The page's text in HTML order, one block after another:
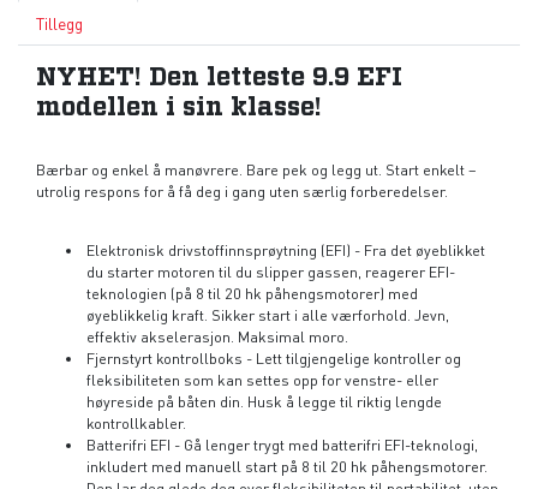
Tillegg
NYHET! Den letteste 9.9 EFI
modellen i sin klasse!
Bærbar og enkel å manøvrere. Bare pek og legg ut. Start enkelt –
utrolig respons for å få deg i gang uten særlig forberedelser.
Elektronisk drivstoffinnsprøytning (EFI) - Fra det øyeblikket
du starter motoren til du slipper gassen, reagerer EFI-
teknologien (på 8 til 20 hk påhengsmotorer) med
øyeblikkelig kraft. Sikker start i alle værforhold. Jevn,
effektiv akselerasjon. Maksimal moro.
Fjernstyrt kontrollboks - Lett tilgjengelige kontroller og
fleksibiliteten som kan settes opp for venstre- eller
høyreside på båten din. Husk å legge til riktig lengde
kontrollkabler.
Batterifri EFI - Gå lenger trygt med batterifri EFI-teknologi,
inkludert med manuell start på 8 til 20 hk påhengsmotorer.